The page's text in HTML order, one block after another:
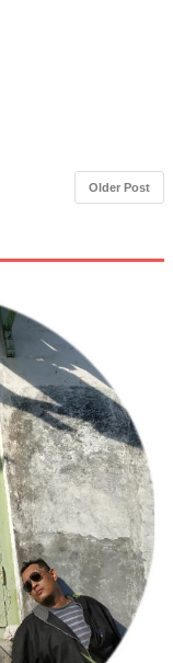
Older Post